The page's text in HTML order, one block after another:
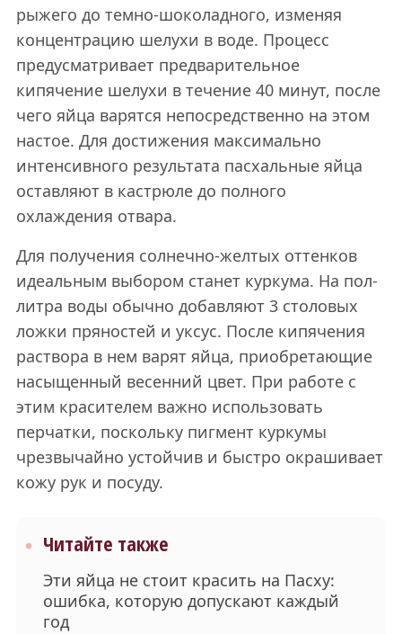
рыжего до темно-шоколадного, изменяя
концентрацию шелухи в воде. Процесс
предусматривает предварительное
кипячение шелухи в течение 40 минут, после
чего яйца варятся непосредственно на этом
настое. Для достижения максимально
интенсивного результата пасхальные яйца
оставляют в кастрюле до полного
охлаждения отвара.
Для получения солнечно-желтых оттенков
идеальным выбором станет куркума. На пол-
литра воды обычно добавляют 3 столовых
ложки пряностей и уксус. После кипячения
раствора в нем варят яйца, приобретающие
насыщенный весенний цвет. При работе с
этим красителем важно использовать
перчатки, поскольку пигмент куркумы
чрезвычайно устойчив и быстро окрашивает
кожу рук и посуду.
Читайте также
Эти яйца не стоит красить на Пасху:
ошибка, которую допускают каждый
год